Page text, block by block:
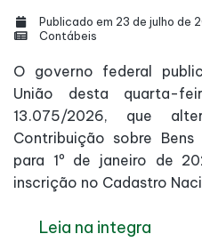
Publicado em 23 de julho de
Contábeis
O governo federal
União desta quarta-
13.075/2026, que
Contribuição sobre
para 1º de janeiro de
inscrição no Cadastro
Leia na integra